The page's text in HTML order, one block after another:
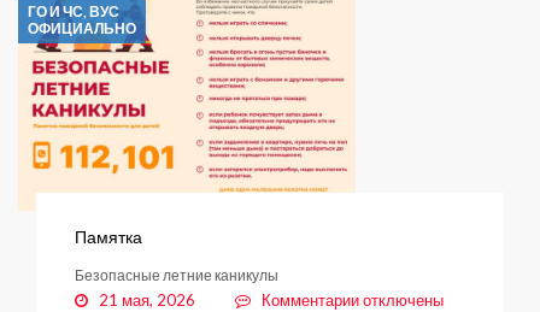
ГО И ЧС, ВУС
ОФИЦИАЛЬНО
Памятка
Безопасные летние каникулы
21 мая, 2026 Комментариикотключены